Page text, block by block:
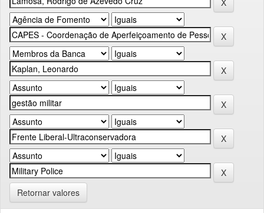
Retornar valores